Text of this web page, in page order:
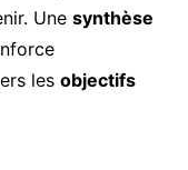
Une synthèse
les objectifs